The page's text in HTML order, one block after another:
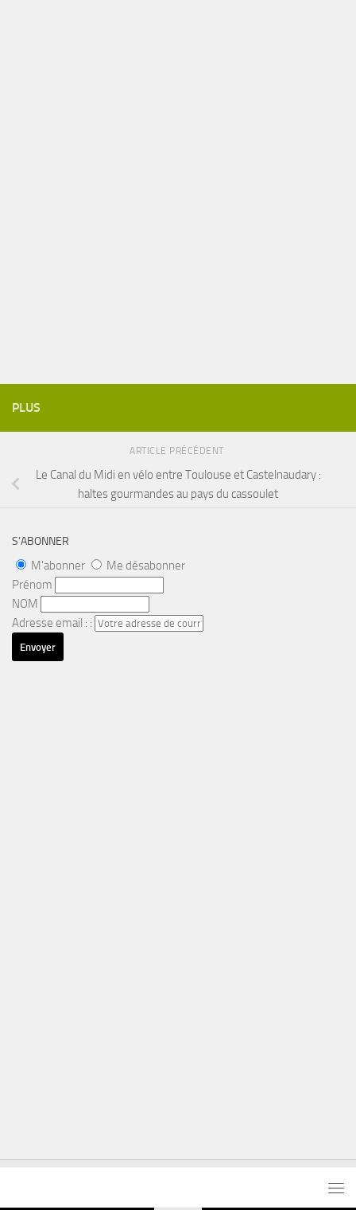
PLUS
ARTICLE PRÉCÉDENT
Le Canal du Midi en vélo entre Toulouse et Castelnaudary :
haltes gourmandes au pays du cassoulet
S’ABONNER
M'abonner
Me désabonner
Prénom
NOM
Adresse email : :